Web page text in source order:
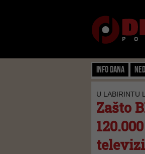
Info dana
U LABIRINTU
Zašto